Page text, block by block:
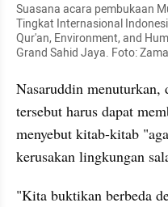
Suasana acara pembukaan
Tingkat Internasional
Qur'an, Environment, and
Grand Sahid Jaya. Foto:
Nasaruddin menuturkan,
tersebut harus dapat
menyebut kitab-kitab
kerusakan lingkungan
"Kita buktikan berbeda